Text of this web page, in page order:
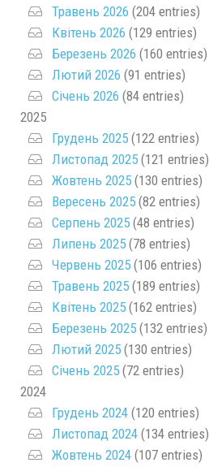
Травень 2026 (204 entries)
Квітень 2026 (129 entries)
Березень 2026 (160 entries)
Лютий 2026 (91 entries)
Січень 2026 (84 entries)
2025
Грудень 2025 (122 entries)
Листопад 2025 (121 entries)
Жовтень 2025 (130 entries)
Вересень 2025 (82 entries)
Серпень 2025 (48 entries)
Липень 2025 (78 entries)
Червень 2025 (106 entries)
Травень 2025 (189 entries)
Квітень 2025 (162 entries)
Березень 2025 (132 entries)
Лютий 2025 (130 entries)
Січень 2025 (72 entries)
2024
Грудень 2024 (120 entries)
Листопад 2024 (134 entries)
Жовтень 2024 (107 entries)